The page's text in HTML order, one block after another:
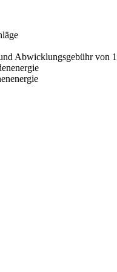
Abwicklungsgebühr von